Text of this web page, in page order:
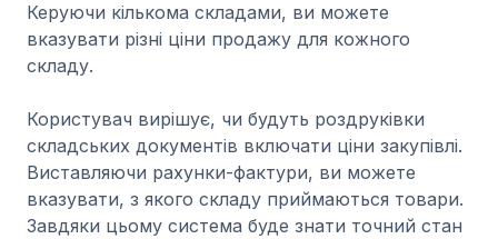
Керуючи кількома складами, ви можете
вказувати різні ціни продажу для кожного
складу.
Користувач вирішує, чи будуть роздруківки
складських документів включати ціни закупівлі.
Виставляючи рахунки-фактури, ви можете
вказувати, з якого складу приймаються товари.
Завдяки цьому система буде знати точний стан